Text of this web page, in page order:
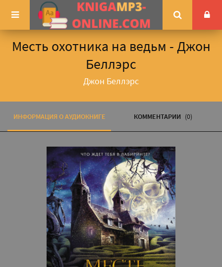
Месть охотника на ведьм - Джон
Беллэрс
Джон Беллэрс
ИНФОРМАЦИЯ О АУДИОКНИГЕ КОММЕНТАРИИ (0)